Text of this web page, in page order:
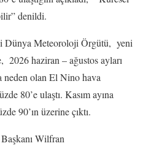
denildi.
Dünya Meteoroloji Örgütü, yeni
2026 haziran – ağustos ayları
neden olan El Nino hava
80’e ulaştı. Kasım ayına
90’ın üzerine çıktı.
Wilfran